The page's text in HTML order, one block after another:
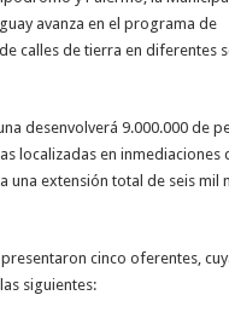
avanza en el programa de
calles de tierra en diferentes
desenvolverá 9.000.000 de
localizadas en inmediaciones
una extensión total de seis mil
cinco oferentes,
siguientes: